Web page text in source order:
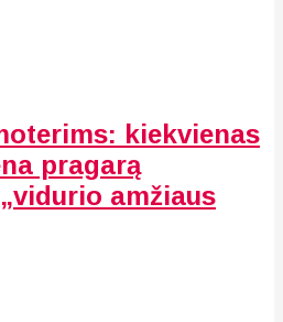
kiekvienas
pragarą
amžiaus